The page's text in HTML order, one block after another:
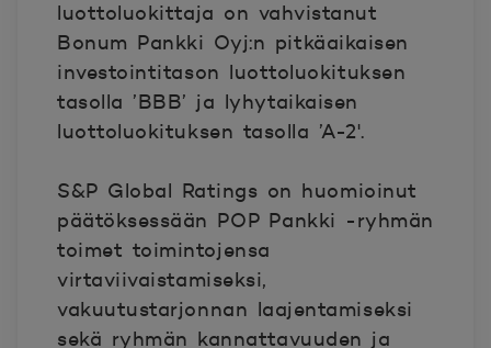
luottoluokittaja on vahvistanut
Bonum Pankki Oyj:n pitkäaikaisen
investointitason luottoluokituksen
tasolla ’BBB’ ja lyhytaikaisen
luottoluokituksen tasolla ’A-2'.
S&P Global Ratings on huomioinut
päätöksessään POP Pankki -ryhmän
toimet toimintojensa
virtaviivaistamiseksi,
vakuutustarjonnan laajentamiseksi
sekä ryhmän kannattavuuden ja